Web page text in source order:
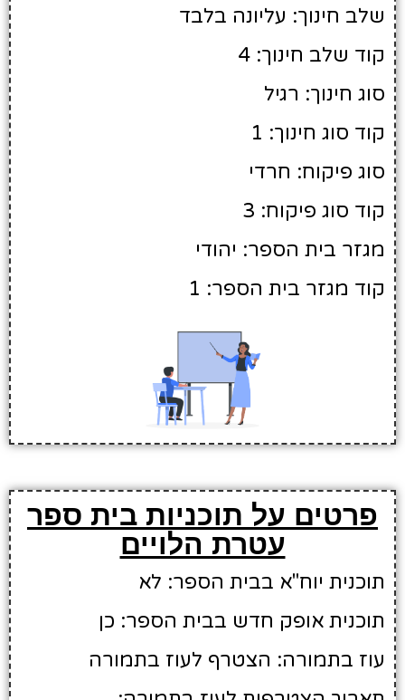
שלב חינוך: עליונה בלבד
קוד שלב חינוך: 4
סוג חינוך: רגיל
קוד סוג חינוך: 1
סוג פיקוח: חרדי
קוד סוג פיקוח: 3
מגזר בית הספר: יהודי
קוד מגזר בית הספר: 1
פרטים על תוכניות בית ספר
עטרת הלויים
תוכנית יוח"א בבית הספר: לא
תוכנית אופק חדש בבית הספר: כן
עוז בתמורה: הצטרף לעוז בתמורה